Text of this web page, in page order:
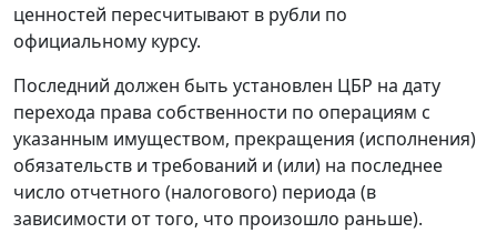
ценностей пересчитывают в рубли по
официальному курсу.
Последний должен быть установлен ЦБР на дату
перехода права собственности по операциям с
указанным имуществом, прекращения (исполнения)
обязательств и требований и (или) на последнее
число отчетного (налогового) периода (в
зависимости от того, что произошло раньше).